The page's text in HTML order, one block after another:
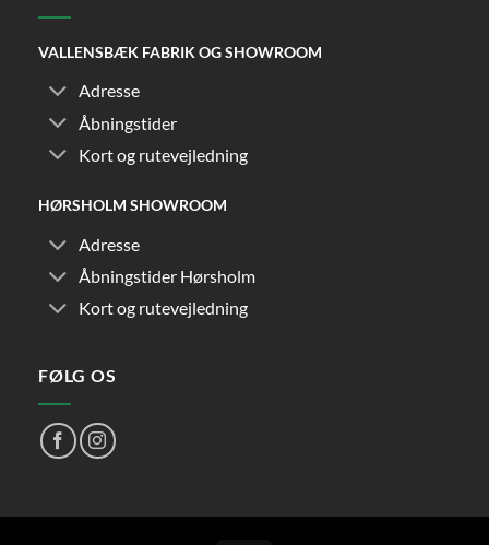
VALLENSBÆK FABRIK OG SHOWROOM
Adresse
Åbningstider
Kort og rutevejledning
HØRSHOLM SHOWROOM
Adresse
Åbningstider Hørsholm
Kort og rutevejledning
FØLG OS